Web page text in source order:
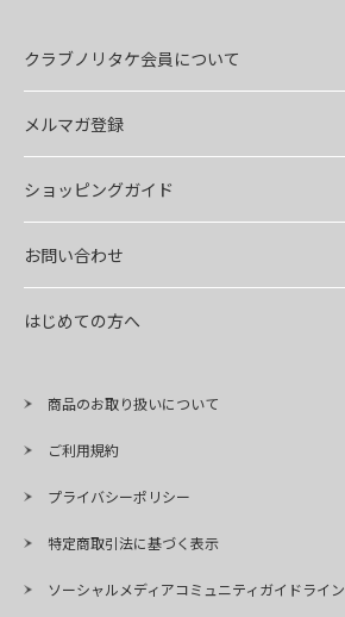
クラブノリタケ会員について
メルマガ登録
ショッピングガイド
お問い合わせ
はじめての方へ
商品のお取り扱いについて
ご利用規約
プライバシーポリシー
特定商取引法に基づく表示
ソーシャルメディアコミュニティガイドライン